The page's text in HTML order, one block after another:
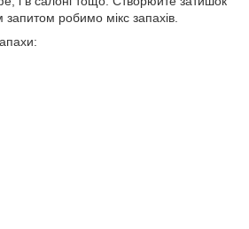
робимо мікс запахів.